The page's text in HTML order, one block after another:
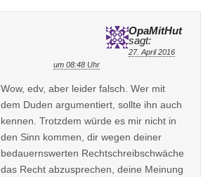
OpaMitHut
sagt:
27. April 2016
um 08:48 Uhr
Wow, edv, aber leider falsch. Wer mit
dem Duden argumentiert, sollte ihn auch
kennen. Trotzdem würde es mir nicht in
den Sinn kommen, dir wegen deiner
bedauernswerten Rechtschreibschwäche
das Recht abzusprechen, deine Meinung